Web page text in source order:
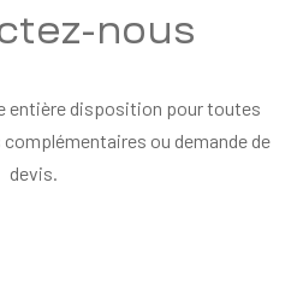
nous
entière disposition pour toutes
ou demande de
devis.